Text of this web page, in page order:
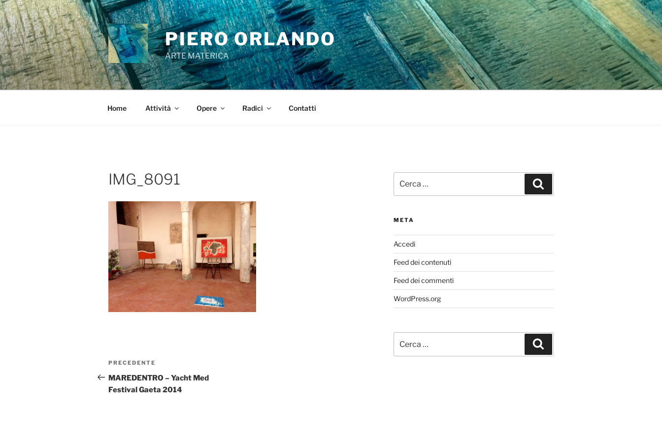
Salta
al
contenuto
PIERO ORLANDO
ARTE MATERICA
Home Attività Opere Radici Contatti
IMG_8091
Navigazione
articoli
Articolo
precedente:
PRECEDENTE
MAREDENTRO – Yacht Med
Festival Gaeta 2014
META
Accedi
Feed dei contenuti
Feed dei commenti
WordPress.org